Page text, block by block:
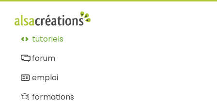
tutoriels
forum
emploi
formations